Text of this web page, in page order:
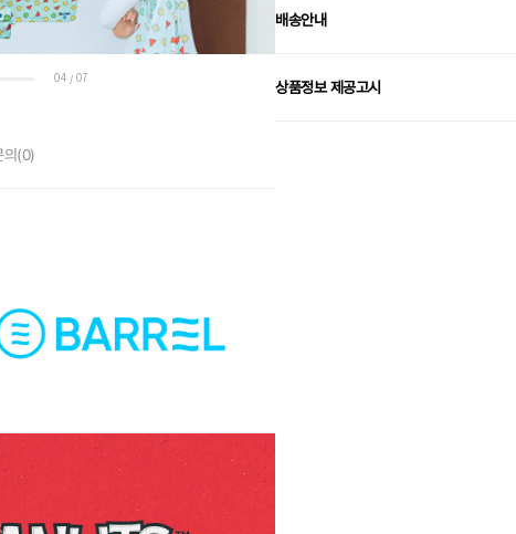
04 / 07
(0)
배송안내
상품정보 제공고시